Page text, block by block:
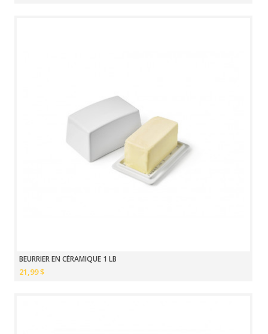
BEURRIER EN CÉRAMIQUE 1 LB
21,99 $